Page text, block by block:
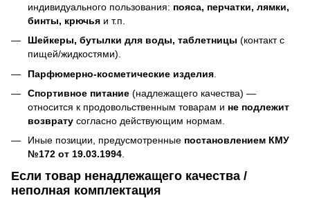
индивидуального пользования: пояса, перчатки, лямки,
бинты, крючья и т.п.
Шейкеры, бутылки для воды, таблетницы (контакт с
пищей/жидкостями).
Парфюмерно-косметические изделия
Спортивное питание (надлежащего качества) —
относится к продовольственным товарам и не подлежит
возврату согласно действующим нормам.
Иные позиции, предусмотренные постановлением КМУ
№172 от 19.03.1994.
Если товар ненадлежащего качества /
неполная комплектация